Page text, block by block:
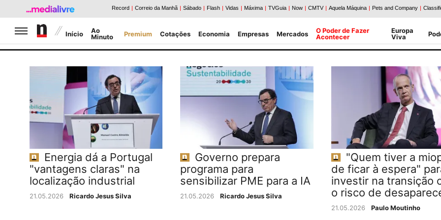
Jornal de Negócios
Início
Ao
Minuto
Premium Cotações Economia Empresas Mercados
O Poder de Fazer
Acontecer
Europa
Viva
Energia dá a Portugal
"vantagens claras" na
localização industrial
21.05.2026 Ricardo Jesus Silva
Governo prepara
programa para
sensibilizar PME para a IA
21.05.2026 Ricardo Jesus Silva
"Quem tiver a
de ficar à espera"
investir na transição
o risco de
21.05.2026 Paulo Moutinho